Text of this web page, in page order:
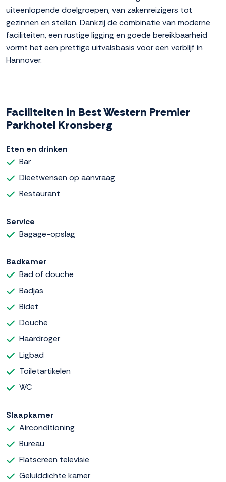
uiteenlopende doelgroepen, van zakenreizigers tot
gezinnen en stellen. Dankzij de combinatie van moderne
faciliteiten, een rustige ligging en goede bereikbaarheid
vormt het een prettige uitvalsbasis voor een verblijf in
Hannover.
Faciliteiten in Best Western Premier
Parkhotel Kronsberg
Eten en drinken
Bar
Dieetwensen op aanvraag
Restaurant
Service
Bagage-opslag
Badkamer
Bad of douche
Badjas
Bidet
Douche
Haardroger
Ligbad
Toiletartikelen
WC
Slaapkamer
Airconditioning
Bureau
Flatscreen televisie
Geluiddichte kamer